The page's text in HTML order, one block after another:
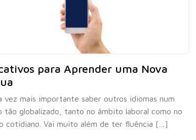
para Aprender uma Nova
vez mais importante saber outros idiomas num
tão globalizado, tanto no âmbito laboral como no
cotidiano. Vai muito além de ter fluência […]